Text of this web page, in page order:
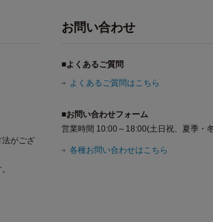
がござ
お問い合わせ
■よくあるご質問
よくあるご質問はこちら
■お問い合わせフォーム
営業時間 10:00～18:00(土日祝、夏季・
各種お問い合わせはこちら